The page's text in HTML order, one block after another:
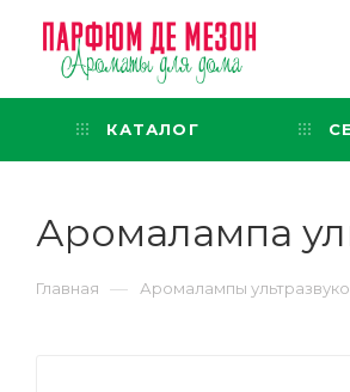
КАТАЛОГ
Аромалампа
Главная — Аромалампы